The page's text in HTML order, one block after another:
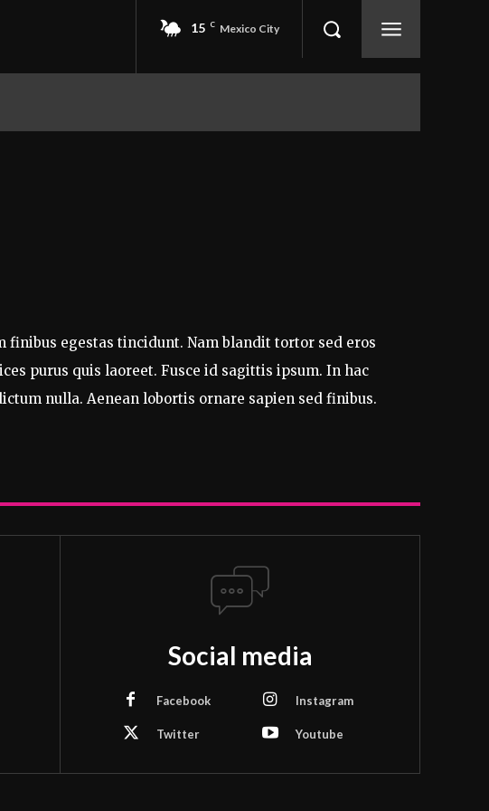
15 C Mexico City
egestas tincidunt. Nam blandit tortor sed eros
purus quis laoreet. Fusce id sagittis ipsum. In hac
nulla. Aenean lobortis ornare sapien sed finibus.
Social media
Facebook Instagram
Twitter Youtube